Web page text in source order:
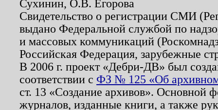
Сухинин, О.В. Егорова
Свидетельство о регистрации СМИ
выдано Федеральной службой по
и массовых коммуникаций
Российская Федерация, зарубежные
В 2006 г. проект «Дебри-ДВ» был
соответствии с ФЗ № 125 «Об
ст. 13 «Создание архивов». Основной
журналов, изданные книги, а также